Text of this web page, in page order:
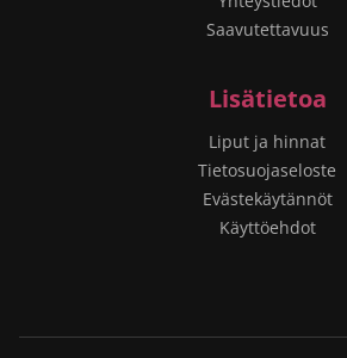
Saavutettavuus
Lisätietoa
Liput ja hinnat
Tietosuojaseloste
Evästekäytännöt
Käyttöehdot